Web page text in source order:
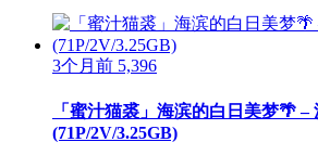
3个月前 5,396
「蜜汁猫裘」海滨的白日美梦🌴 –
(71P/2V/3.25GB)